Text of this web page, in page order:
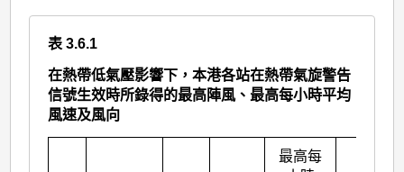
表 3.6.1
在熱帶低氣壓影響下，本港各站在熱帶氣旋警告
信號生效時所錄得的最高陣風、最高每小時平均
風速及風向
最高每